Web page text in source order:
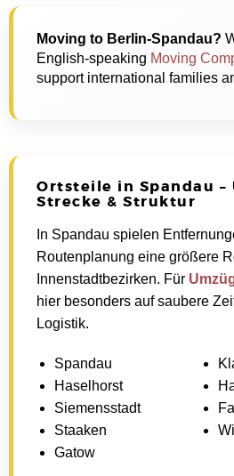
Moving to Berlin-Spandau?
English-speaking Moving
support international families
Ortsteile in Spandau –
Strecke & Struktur
In Spandau spielen
Routenplanung eine größere
Innenstadtbezirken. Für
hier besonders auf saubere
Logistik.
Spandau
Haselhorst
Siemensstadt
Staaken
Gatow